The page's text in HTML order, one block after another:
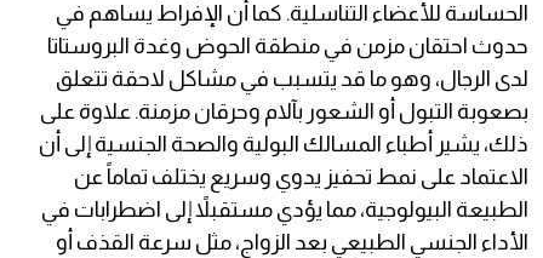
الحساسة للأعضاء التناسلية. كما أن الإفراط يساهم في
حدوث احتقان مزمن في منطقة الحوض وغدة البروستاتا
لدى الرجال، وهو ما قد يتسبب في مشاكل لاحقة تتعلق
بصعوبة التبول أو الشعور بآلام وحرقان مزمنة. علاوة على
ذلك، يشير أطباء المسالك البولية والصحة الجنسية إلى أن
الاعتماد على نمط تحفيز يدوي وسريع يختلف تماماً عن
الطبيعة البيولوجية، مما يؤدي مستقبلاً إلى اضطرابات في
الأداء الجنسي الطبيعي بعد الزواج، مثل سرعة القذف أو